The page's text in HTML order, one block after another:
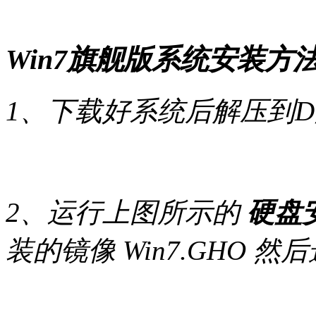
Win7旗舰版系统安装方
1、下载好系统后解压到
2、运行上图所示的 硬盘
装的镜像 Win7.GHO 然